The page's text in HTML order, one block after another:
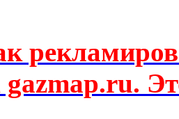
gazmap.ru.